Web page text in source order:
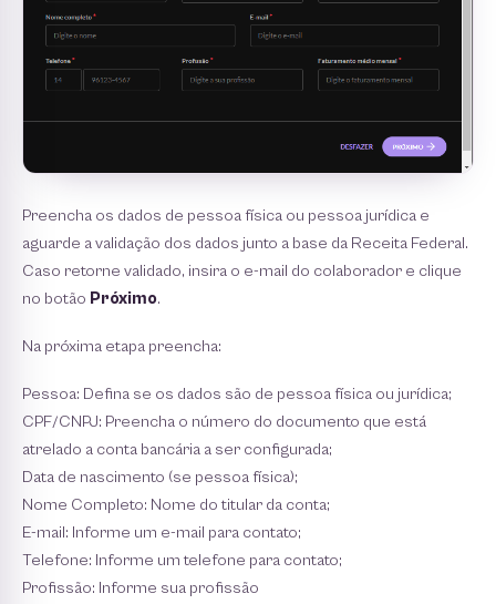
Preencha os dados de pessoa física ou pessoa jurídica e
aguarde a validação dos dados junto a base da Receita Federal.
Caso retorne validado, insira o e-mail do colaborador e clique
no botão Próximo.
Na próxima etapa preencha:
Pessoa: Defina se os dados são de pessoa física ou jurídica;
CPF/CNPJ: Preencha o número do documento que está
atrelado a conta bancária a ser configurada;
Data de nascimento (se pessoa física);
Nome Completo: Nome do titular da conta;
E-mail: Informe um e-mail para contato;
Telefone: Informe um telefone para contato;
Profissão: Informe sua profissão